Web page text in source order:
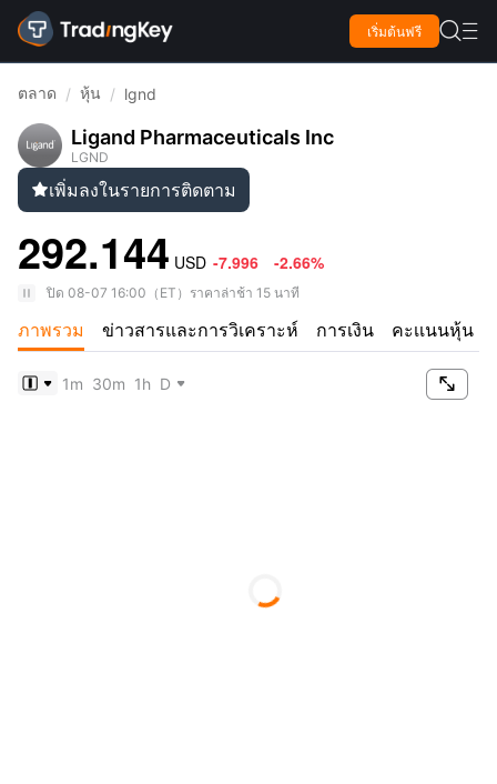
เริ่มต้นฟรี  
ตลาด / หุ้น / lgnd
Ligand Pharmaceuticals Inc
LGND
เพิ่มลงในรายการติดตาม
292.144 USD -7.996 -2.66%
ปิด 08-07 16:00 （ ET ） ราคาล่าช้า 15 นาที
ภาพรวม ข่าวสารและการวิเคราะห์ การเงิน คะเเนนหุ้น

1m 30m 1h D